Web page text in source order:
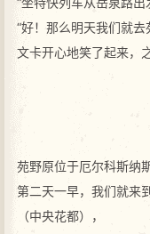
“好！那么明天我们就去
文卡开心地笑了起来，
苑野原位于厄尔科斯纳
第二天一早，我们就来
（中央花都），